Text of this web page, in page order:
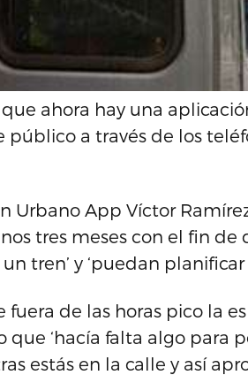
ahora hay una
a través de los
Urbano App Víctor
tres meses con el fin de
tren’ y ‘puedan planificar
de las horas pico la
‘hacía falta algo para
estás en la calle y así